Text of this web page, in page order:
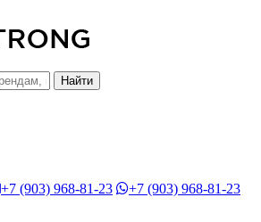
+7 (903) 968-81-23 +7 (903) 968-81-23